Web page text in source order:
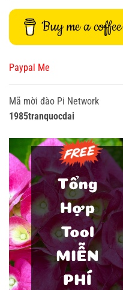
Buy me a coffee
Paypal Me
Mã mời đào Pi Network
1985tranquocdai